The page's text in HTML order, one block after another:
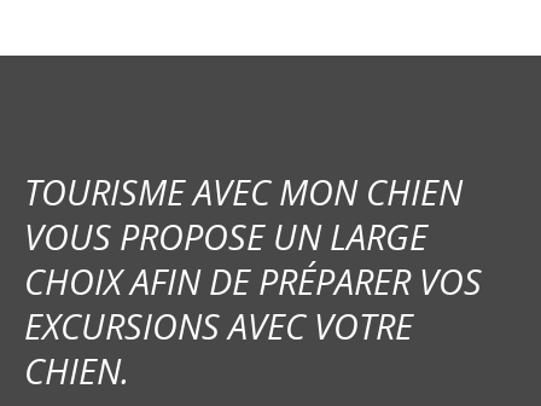
TOURISME AVEC MON CHIEN
VOUS PROPOSE UN LARGE
CHOIX AFIN DE PRÉPARER VOS
EXCURSIONS AVEC VOTRE
CHIEN.